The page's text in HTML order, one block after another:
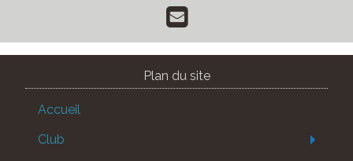
Plan du site
Accueil
Club